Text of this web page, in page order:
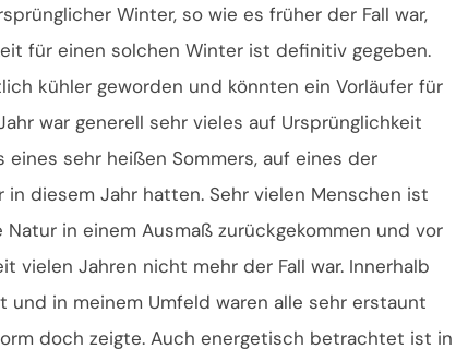
Winter, so wie es früher der Fall war,
für einen solchen Winter ist definitiv gegeben.
kühler geworden und könnten ein Vorläufer für
war generell sehr vieles auf Ursprünglichkeit
sehr heißen Sommers, auf eines der
diesem Jahr hatten. Sehr vielen Menschen ist
in einem Ausmaß zurückgekommen und vor
vielen Jahren nicht mehr der Fall war. Innerhalb
in meinem Umfeld waren alle sehr erstaunt
doch zeigte. Auch energetisch betrachtet ist in